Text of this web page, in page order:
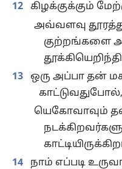
12 கிழக்குக்கும்
அவ்வளவு
குற்றங்களை
13 ஒரு அப்பா தன்
காட்டுவதுபோல்,
யெகோவாவும்
14
நாம் எப்படி